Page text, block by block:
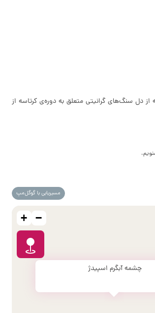
دل سنگ‌های گرانیتی متعلق به دوره‌ی کرتاسه از
مسیریابی با گوگل‌مپ
چشمه آبگرم اسپیدژ
+ −